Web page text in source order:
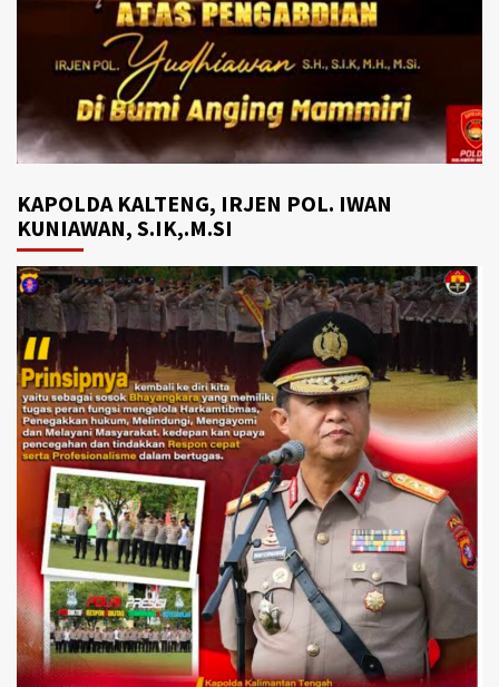
KAPOLDA KALTENG, IRJEN POL. IWAN
KUNIAWAN, S.IK,.M.SI